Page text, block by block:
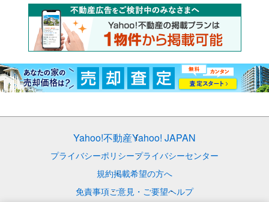
Yahoo!不動産Yahoo! JAPAN
プライバシーポリシープライバシーセンター
規約掲載希望の方へ
免責事項ご意見・ご要望ヘルプ